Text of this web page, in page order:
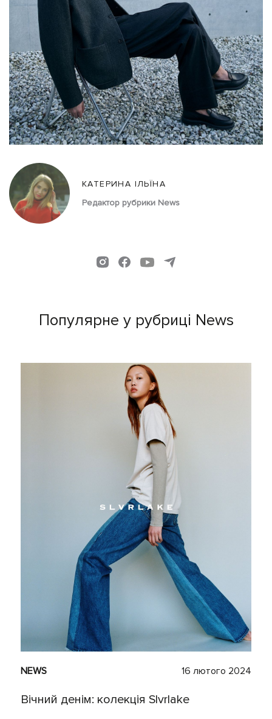
КАТЕРИНА ІЛЬЇНА
Редактор рубрики News
Популярне у рубриці News
NEWS 16 лютого 2024
Вічний денім: колекція Slvrlake